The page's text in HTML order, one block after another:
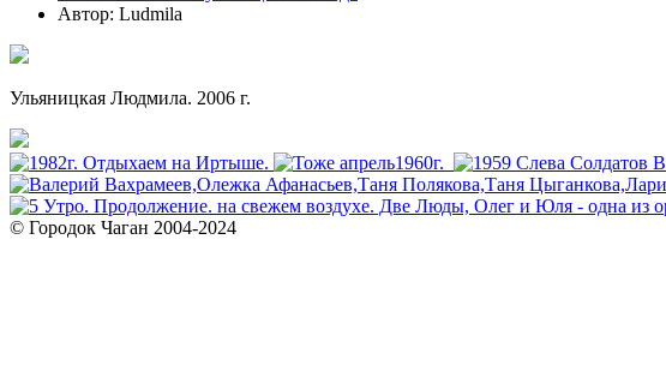
Автор: Ludmila
Ульяницкая Людмила. 2006 г.
© Городок Чаган 2004-2024